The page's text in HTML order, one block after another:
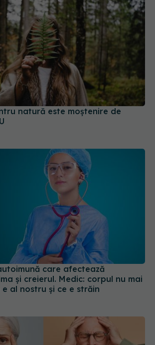
natură este moștenire de
care afectează
și creierul. Medic: corpul nu mai
al nostru și ce e străin